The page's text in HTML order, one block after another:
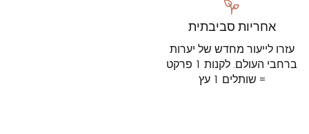
אחריות סביבתית
עזרו לייעור מחדש של יערות
ברחבי העולם. לקנות 1 פרקט
= שותלים 1 עץ